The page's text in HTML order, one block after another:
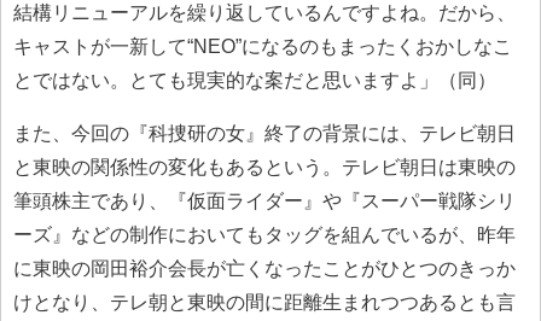
結構リニューアルを繰り返しているんですよね。だから、
キャストが一新して“NEO”になるのもまったくおかしなこ
とではない。とても現実的な案だと思いますよ」（同）
また、今回の『科捜研の女』終了の背景には、テレビ朝日
と東映の関係性の変化もあるという。テレビ朝日は東映の
筆頭株主であり、『仮面ライダー』や『スーパー戦隊シリ
ーズ』などの制作においてもタッグを組んでいるが、昨年
に東映の岡田裕介会長が亡くなったことがひとつのきっか
けとなり、テレ朝と東映の間に距離生まれつつあるとも言